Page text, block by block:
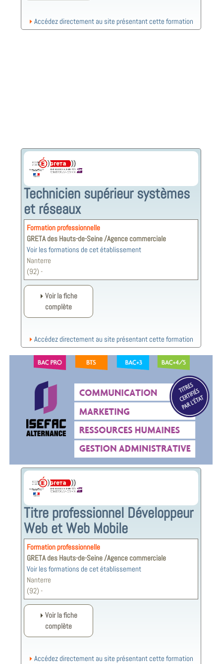
Accédez directement au site présentant cette formation
Technicien supérieur systèmes
et réseaux
Formation professionnelle
GRETA des Hauts-de-Seine /Agence commerciale
Voir les formations de cet établissement
Nanterre
(92) -
Voir la fiche
complète
Accédez directement au site présentant cette formation
Titre professionnel Développeur
Web et Web Mobile
Formation professionnelle
GRETA des Hauts-de-Seine /Agence commerciale
Voir les formations de cet établissement
Nanterre
(92) -
Voir la fiche
complète
Accédez directement au site présentant cette formation